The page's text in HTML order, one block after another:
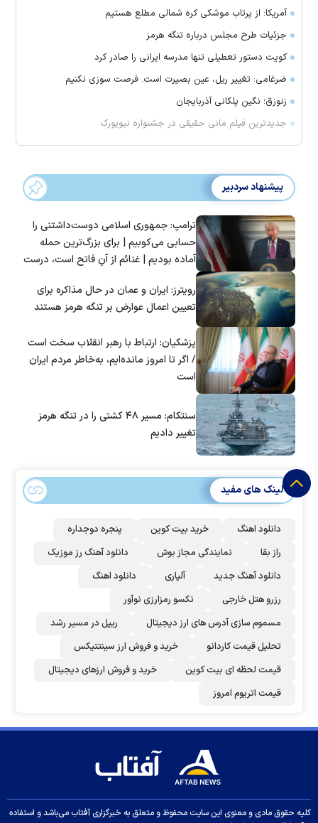
آمریکا: از پرتاب موشکی کره شمالی مطلع هستیم
جزئیات طرح مجلس درباره تنگه هرمز
کویت دستور تعطیلی تنها مدرسه ایرانی را صادر کرد
ضرغامی: تغییر ریل، عین بصیرت است. فرصت سوزی نکنیم
زنوزق؛ نگین پلکانی آذربایجان
جدیدترین فیلم مانی حقیقی در جشنواره نیویورک
پیشنهاد سردبیر
ترامپ: جمهوری اسلامی دوست‌داشتنی را
حسابی می‌کوبیم | برای بزرگ‌ترین حمله
آماده بودیم | غنائم از آنِ فاتح است، درست
رویترز: ایران و عمان در حال مذاکره برای
تعیین اعمال عوارض بر تنگه هرمز هستند
پزشکیان: ارتباط با رهبر انقلاب سخت است
/ اگر تا امروز مانده‌ایم، به‌خاطر مردم ایران
است
سنتکام: مسیر ۴۸ کشتی را در تنگه هرمز
تغییر دادیم
لینک های مفید
دانلود اهنگ خرید بیت کوین
پنجره دوجداره
راز بقا
نمایندگی مجاز بوش
دانلود آهنگ رز‌ موزیک
دانلود آهنگ جدید
آلپاری
دانلود اهنگ
رزرو هتل خارجی
نکسو رمزارزی نوآور
مسموم سازی آدرس های ارز دیجیتال
ریپل در مسیر رشد
تحلیل قیمت کاردانو
خرید و فروش ارز سینتتیکس
قیمت لحظه ای بیت کوین
خرید و فروش ارزهای دیجیتال
قیمت اتریوم امروز
کلیه حقوق مادی و معنوی این سایت محفوظ و متعلق به خبرگزاری آفتاب می‌باشد و استفاده